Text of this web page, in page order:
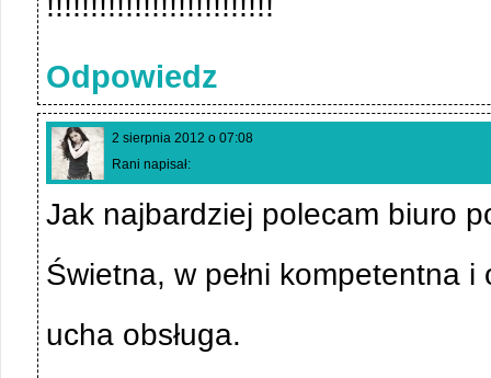
Odpowiedz
2 sierpnia 2012 o 07:08
Rani napisał:
Jak najbardziej polecam biuro
Świetna, w pełni kompetentna
ucha obsługa.